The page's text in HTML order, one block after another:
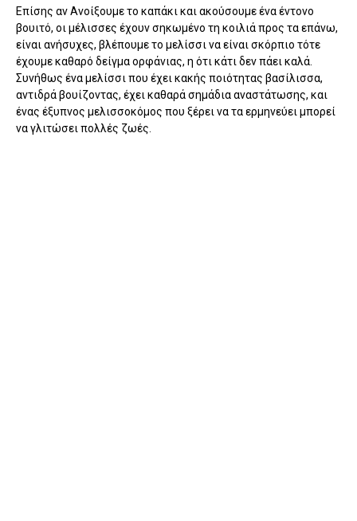
Επίσης αν Ανοίξουμε το καπάκι και ακούσουμε ένα έντονο
βουιτό, οι μέλισσες έχουν σηκωμένο τη κοιλιά προς τα επάνω,
είναι ανήσυχες, βλέπουμε το μελίσσι να είναι σκόρπιο τότε
έχουμε καθαρό δείγμα ορφάνιας, η ότι κάτι δεν πάει καλά.
Συνήθως ένα μελίσσι που έχει κακής ποιότητας βασίλισσα,
αντιδρά βουίζοντας, έχει καθαρά σημάδια αναστάτωσης, και
ένας έξυπνος μελισσοκόμος που ξέρει να τα ερμηνεύει μπορεί
να γλιτώσει πολλές ζωές.